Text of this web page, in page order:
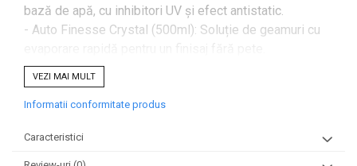
bază de apă, cu inhibitori UV și efect antistatic.
- Auto Finesse Crystal (500ml): Soluție de geamuri cu
- Auto Finesse Interior Detailing Brush: Pensulă cu peri
moi pentru curățarea grilelor de ventilație și a zonelor
greu accesibile.
microfibră de calitate superioară, esențiale pentru
VEZI MAI MULT
Informatii conformitate produs
Caracteristici